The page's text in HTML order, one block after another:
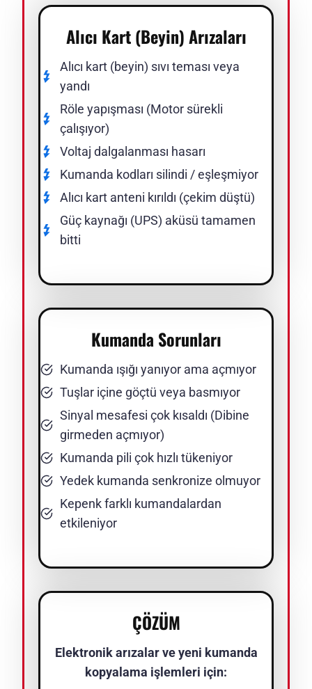
Alıcı Kart (Beyin) Arızaları
Alıcı kart (beyin) sıvı teması veya
yandı
Röle yapışması (Motor sürekli
çalışıyor)
Voltaj dalgalanması hasarı
Kumanda kodları silindi / eşleşmiyor
Alıcı kart anteni kırıldı (çekim düştü)
Güç kaynağı (UPS) aküsü tamamen
bitti
Kumanda Sorunları
Kumanda ışığı yanıyor ama açmıyor
Tuşlar içine göçtü veya basmıyor
Sinyal mesafesi çok kısaldı (Dibine
girmeden açmıyor)
Kumanda pili çok hızlı tükeniyor
Yedek kumanda senkronize olmuyor
Kepenk farklı kumandalardan
etkileniyor
ÇÖZÜM
Elektronik arızalar ve yeni kumanda
kopyalama işlemleri için: